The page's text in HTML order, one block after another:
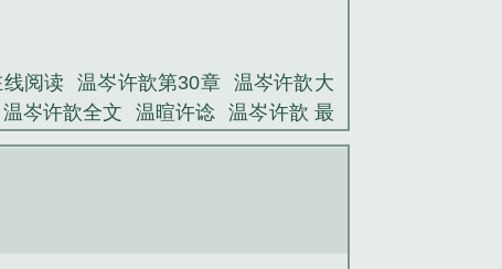
阅读 温岑许歆第30章
温岑许歆大
温岑许歆全文 温暄许谂
温岑许歆 最
咎 许珩温然 乔穆秋顾松寒 欧皇训
人
深